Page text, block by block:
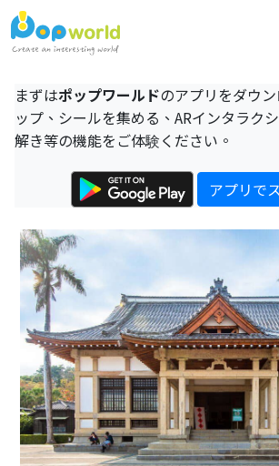
まずはポップワールドのアプリをダウ
ップ、シールを集める、ARインタラク
解き等の機能をご体験ください。
アプリで